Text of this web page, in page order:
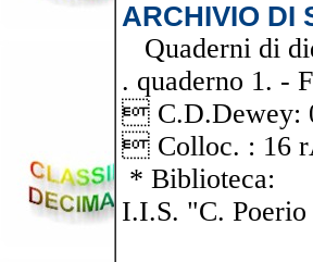
ARCHIVIO DI
Quaderni di
. quaderno 1. -
 C.D.Dewey:
 Colloc. : 16
* Biblioteca:
I.I.S. "C. Poerio